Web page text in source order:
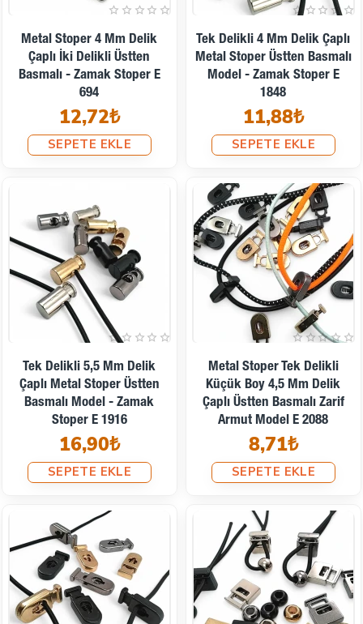
Metal Stoper 4 Mm Delik
Çaplı İki Delikli Üstten
Basmalı - Zamak Stoper E
694
12,72₺
SEPETE EKLE
Tek Delikli 4 Mm Delik Çaplı
Metal Stoper Üstten Basmalı
Model - Zamak Stoper E
1848
11,88₺
SEPETE EKLE
Tek Delikli 5,5 Mm Delik
Çaplı Metal Stoper Üstten
Basmalı Model - Zamak
Stoper E 1916
16,90₺
SEPETE EKLE
Metal Stoper Tek Delikli
Küçük Boy 4,5 Mm Delik
Çaplı Üstten Basmalı Zarif
Armut Model E 2088
8,71₺
SEPETE EKLE